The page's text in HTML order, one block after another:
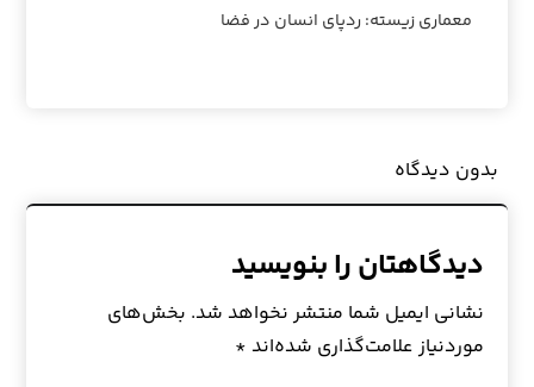
معماری زیسته: ردپای انسان در فضا
بدون دیدگاه
دیدگاهتان را بنویسید
نشانی ایمیل شما منتشر نخواهد شد. بخش‌های
موردنیاز علامت‌گذاری شده‌اند *